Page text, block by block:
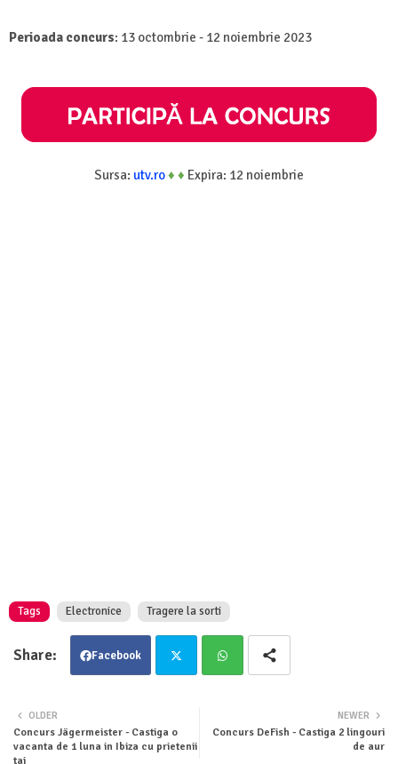
Perioada concurs: 13 octombrie - 12 noiembrie 2023
Sursa: utv.ro♦ ♦ Expira: 12 noiembrie
Tags Electronice Tragere la sorti
Facebook
ter tsa
NEWER
Concurs DeFish - Castiga 2 lingouri
de aur
OLDER
Concurs Jägermeister - Castiga o
vacanta de 1 luna in Ibiza cu prietenii
tai